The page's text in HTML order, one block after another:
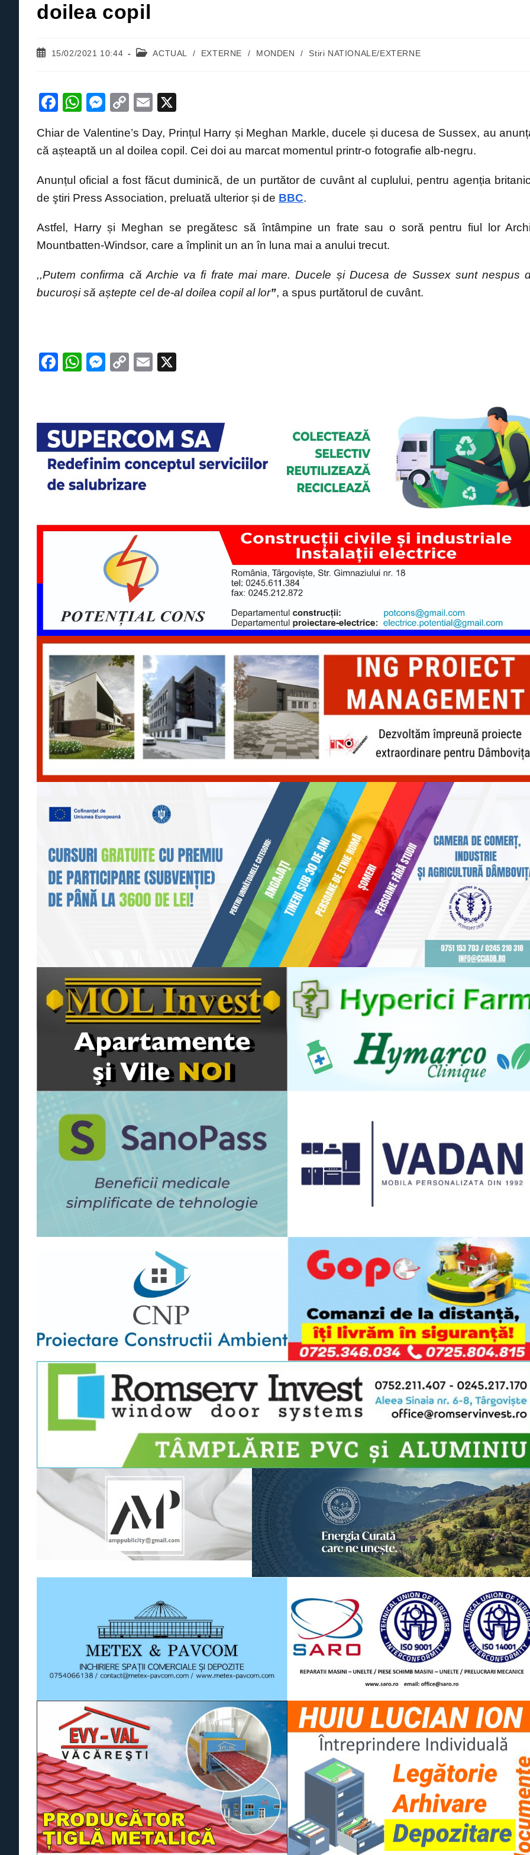
doilea copil
Post15/02/2021 10:44
PostACTUAL / EXTERNE / MONDEN / Stiri NATIONALE/EXTERNE
F
c
e
b
o
k
W
at
s
A
p
M
ss
e
n
g
C
p
y
Li
n
E
ail
Chiar de Valentine’s Day, Prințul Harry și Meghan Markle, ducele și ducesa de Sussex, au
că așteaptă un al doilea copil. Cei doi au marcat momentul printr-o fotografie alb-negru.
Anunțul oficial a fost făcut duminică, de un purtător de cuvânt al cuplului, pentru agenția
de ştiri Press Association, preluată ulterior și de BBC.
Astfel, Harry și Meghan se pregătesc să întâmpine un frate sau o soră pentru fiul lor
Mountbatten-Windsor, care a împlinit un an în luna mai a anului trecut.
,,Putem confirma că Archie va fi frate mai mare. Ducele și Ducesa de Sussex sunt nespus
bucuroși să aștepte cel de-al doilea copil al lor”, a spus purtătorul de cuvânt.
F
e
b
o
o
k
W
s
A
p
p
M
e
n
g
er
C
y
Li
n
k
E